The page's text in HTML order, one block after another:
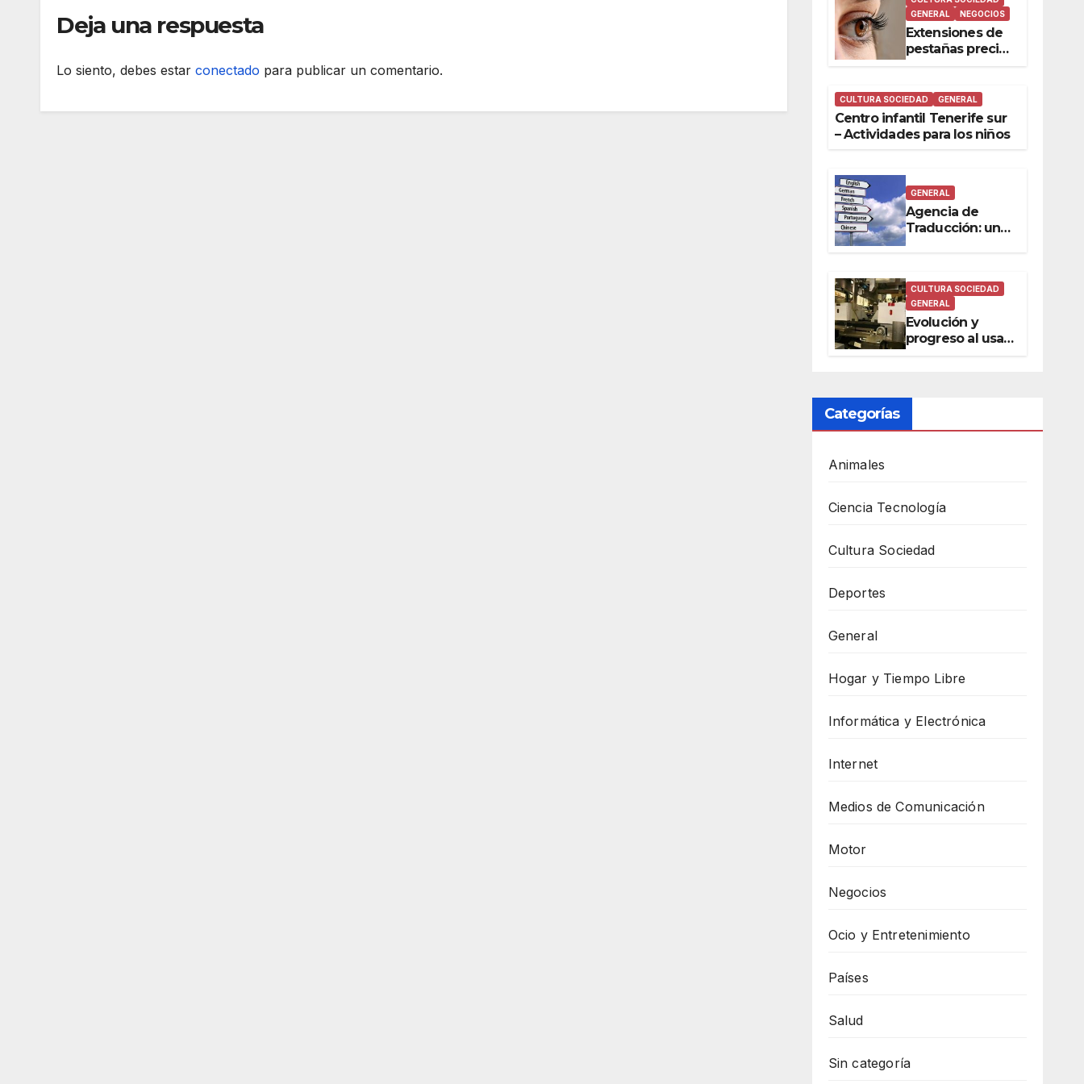
Deja una respuesta
Lo siento, debes estar conectado para publicar un comentario.
GENERAL
NEGOCIOS
Extensiones de
pestañas precio
en las ciudades
CULTURA SOCIEDAD GENERAL
Centro infantil Tenerife sur
– Actividades para los niños
GENERAL
Agencia de
Traducción: un
trabajo oficial
CULTURA SOCIEDAD
GENERAL
Evolución y
progreso al usar
industrial
Categorías
Animales
Ciencia Tecnología
Cultura Sociedad
Deportes
General
Hogar y Tiempo Libre
Informática y Electrónica
Internet
Medios de Comunicación
Motor
Negocios
Ocio y Entretenimiento
Países
Salud
Sin categoría